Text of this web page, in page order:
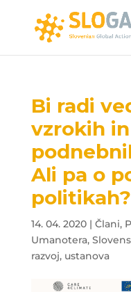
Bi radi
vzrokih
Ali pa o
politikah?
14. 04. 2020| Člani,
Umanotera,
razvoj, ustanova